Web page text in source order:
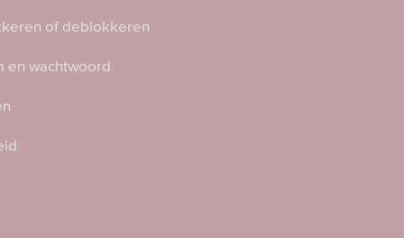
of deblokkeren
en wachtwoord